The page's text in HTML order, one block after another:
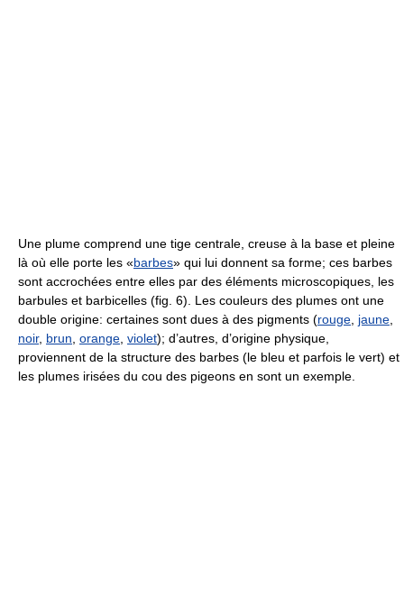
Une plume comprend une tige centrale, creuse à la base et pleine
là où elle porte les «barbes» qui lui donnent sa forme; ces barbes
sont accrochées entre elles par des éléments microscopiques, les
barbules et barbicelles (fig. 6). Les couleurs des plumes ont une
double origine: certaines sont dues à des pigments (rouge jaune
noir, brun orange violet); d’autres, d’origine physique,
proviennent de la structure des barbes (le bleu et parfois le vert) et
les plumes irisées du cou des pigeons en sont un exemple.